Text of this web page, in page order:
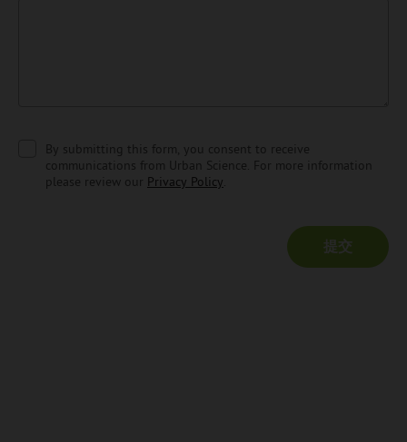
By submitting this form, you consent to receive
communications from Urban Science. For more information
please review our Privacy Policy